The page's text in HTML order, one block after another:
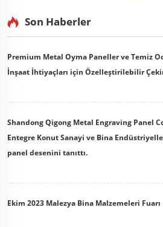
Son Haberler
Premium Metal Oyma Paneller ve Temiz
İnşaat İhtiyaçları için Özelleştirilebilir
Shandong Qigong Metal Engraving Panel
Entegre Konut Sanayi ve Bina
panel desenini tanıttı.
Ekim 2023 Malezya Bina Malzemeleri Fuarı